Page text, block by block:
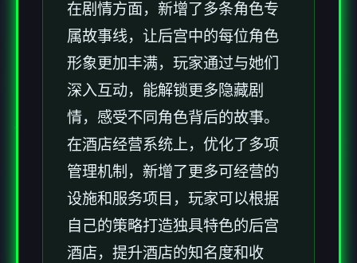
在剧情方面，新增了多条角色专
属故事线，让后宫中的每位角色
形象更加丰满，玩家通过与她们
深入互动，能解锁更多隐藏剧
情，感受不同角色背后的故事。
在酒店经营系统上，优化了多项
管理机制，新增了更多可经营的
设施和服务项目，玩家可以根据
自己的策略打造独具特色的后宫
酒店，提升酒店的知名度和收